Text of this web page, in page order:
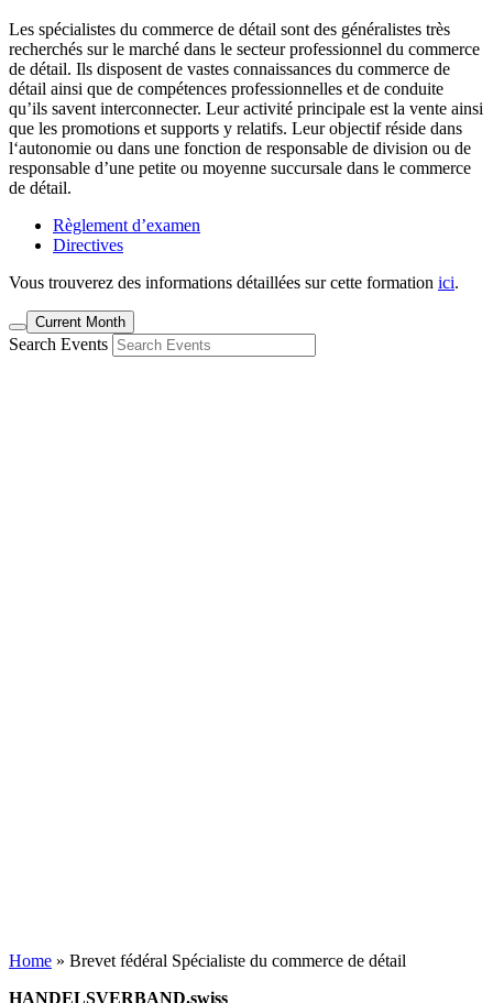
Les spécialistes du commerce de détail sont des généralistes très
recherchés sur le marché dans le secteur professionnel du commerce
de détail. Ils disposent de vastes connaissances du commerce de
détail ainsi que de compétences professionnelles et de conduite
qu’ils savent interconnecter. Leur activité principale est la vente ainsi
que les promotions et supports y relatifs. Leur objectif réside dans
l‘autonomie ou dans une fonction de responsable de division ou de
responsable d’une petite ou moyenne succursale dans le commerce
de détail.
Règlement d’examen
Directives
Vous trouverez des informations détaillées sur cette formation ici.
Current Month
Search Events
Home » Brevet fédéral Spécialiste du commerce de détail
HANDELSVERBAND.swiss